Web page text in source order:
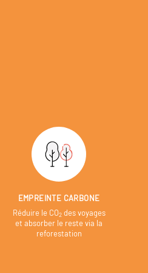
EMPREINTE CARBONE
Réduire le CO2des voyages
et absorber le reste via la
reforestation